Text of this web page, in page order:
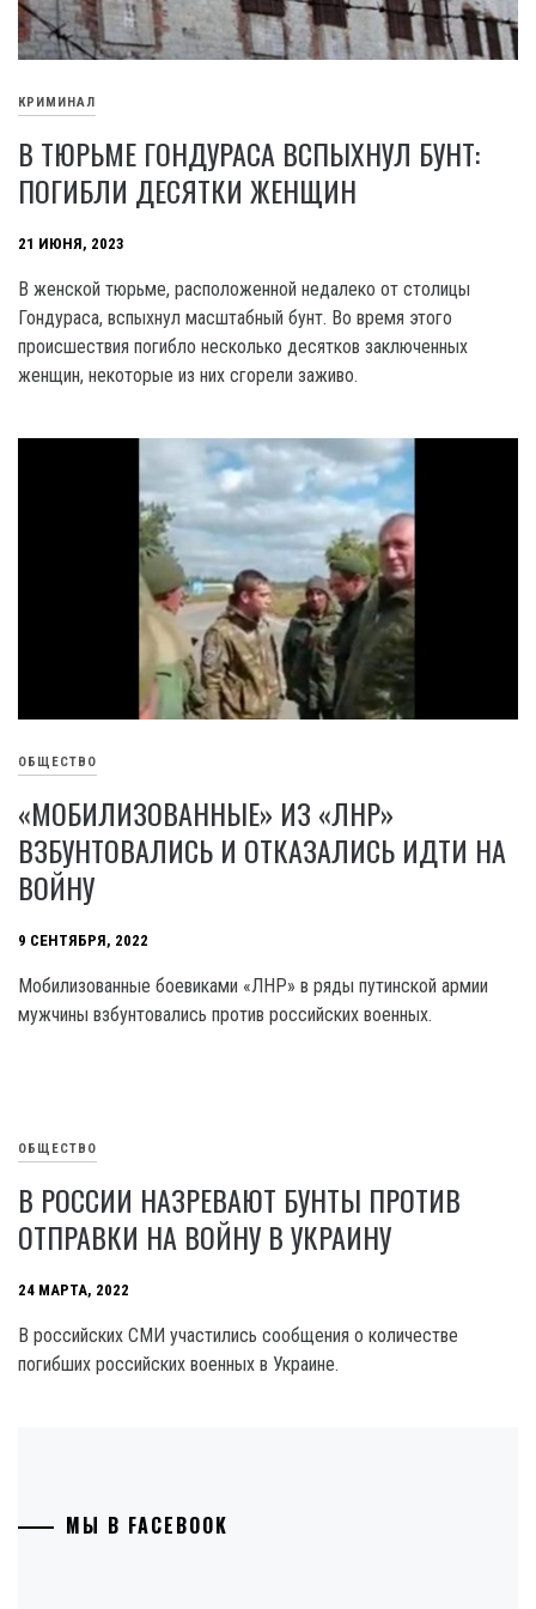
КРИМИНАЛ
В ТЮРЬМЕ ГОНДУРАСА ВСПЫХНУЛ БУНТ:
ПОГИБЛИ ДЕСЯТКИ ЖЕНЩИН
21 ИЮНЯ, 2023
B женской тюрьме, расположенной недалеко от столицы
Гондураса, вспыхнул масштабный бунт. Во время этого
происшествия погибло несколько десятков заключенных
женщин, некоторые из них сгорели заживо.
ОБЩЕСТВО
«МОБИЛИЗОВАННЫЕ» ИЗ «ЛНР»
ВЗБУНТОВАЛИСЬ И ОТКАЗАЛИСЬ ИДТИ НА
ВОЙНУ
9 СЕНТЯБРЯ, 2022
Мобилизованные боевиками «ЛНР» в ряды путинской армии
мужчины взбунтовались против российских военных.
ОБЩЕСТВО
В РОССИИ НАЗРЕВАЮТ БУНТЫ ПРОТИВ
ОТПРАВКИ НА ВОЙНУ В УКРАИНУ
24 МАРТА, 2022
В российских СМИ участились сообщения о количестве
погибших российских военных в Украине.
МЫ В FACEBOOK